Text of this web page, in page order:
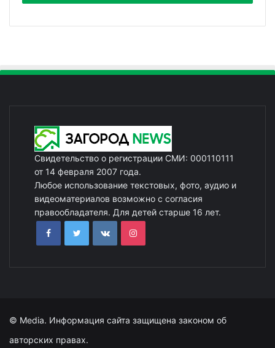
Свидетельство о регистрации СМИ: 000110111
от 14 февраля 2007 года.
Любое использование текстовых, фото, аудио и
видеоматериалов возможно с согласия
правообладателя. Для детей старше 16 лет.
© Media. Информация сайта защищена законом об
авторских правах.